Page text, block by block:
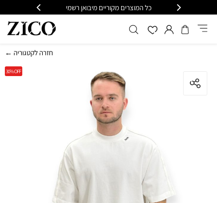
מקוריים מיבואן רשמי משלוח מהיר עד הבית חינם בקנייה מעל
← חזרה לקטגוריה
30%OFF